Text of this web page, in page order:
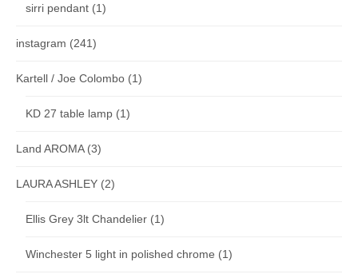
sirri pendant (1)
instagram (241)
Kartell / Joe Colombo (1)
KD 27 table lamp (1)
Land AROMA(3)
LAURA ASHLEY (2)
Ellis Grey 3lt Chandelier (1)
Winchester 5 light in polished chrome (1)